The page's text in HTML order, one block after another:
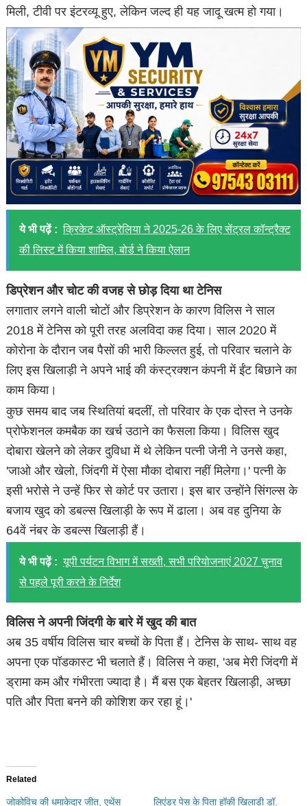
मिली, टीवी पर इंटरव्यू हुए, लेकिन जल्द ही यह जादू खत्म हो गया।
ये भी पढ़ें : क्रिकेट ऑस्ट्रेलिया ने 2025-26 के लिए सेंट्रल कॉन्ट्रैक्ट
की लिस्ट में किया शामिल, बोर्ड ने किया ऐलान
डिप्रेशन और चोट की वजह से छोड़ दिया था टेनिस
लगातार लगने वाली चोटों और डिप्रेशन के कारण विलिस ने साल
2018 में टेनिस को पूरी तरह अलविदा कह दिया। साल 2020 में
कोरोना के दौरान जब पैसों की भारी किल्लत हुई, तो परिवार चलाने के
लिए इस खिलाड़ी ने अपने भाई की कंस्ट्रक्शन कंपनी में ईंट बिछाने का
काम किया।
कुछ समय बाद जब स्थितियां बदलीं, तो परिवार के एक दोस्त ने उनके
प्रोफेशनल कमबैक का खर्च उठाने का फैसला किया। विलिस खुद
दोबारा खेलने को लेकर दुविधा में थे लेकिन पत्नी जेनी ने उनसे कहा,
'जाओ और खेलो, जिंदगी में ऐसा मौका दोबारा नहीं मिलेगा।' पत्नी के
इसी भरोसे ने उन्हें फिर से कोर्ट पर उतारा। इस बार उन्होंने सिंगल्स के
बजाय खुद को डबल्स खिलाड़ी के रूप में ढाला। अब वह दुनिया के
64वें नंबर के डबल्स खिलाड़ी हैं।
ये भी पढ़ें : यूपी पर्यटन विभाग में सख्ती, सभी परियोजनाएं 2027 चुनाव
से पहले पूरी करने के निर्देश
विलिस ने अपनी जिंदगी के बारे में खुद की बात
अब 35 वर्षीय विलिस चार बच्चों के पिता हैं। टेनिस के साथ- साथ वह
अपना एक पॉडकास्ट भी चलाते हैं। विलिस ने कहा, 'अब मेरी जिंदगी में
ड्रामा कम और गंभीरता ज्यादा है। मैं बस एक बेहतर खिलाड़ी, अच्छा
पति और पिता बनने की कोशिश कर रहा हूं।'
Related
जोकोविच की धमाकेदार जीत, एथेंस लिएंडर पेस के पिता हॉकी खिलाड़ी डॉ.